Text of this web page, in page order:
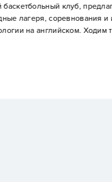
полноценные сборы с
индивидуальными
вернулся с реальным